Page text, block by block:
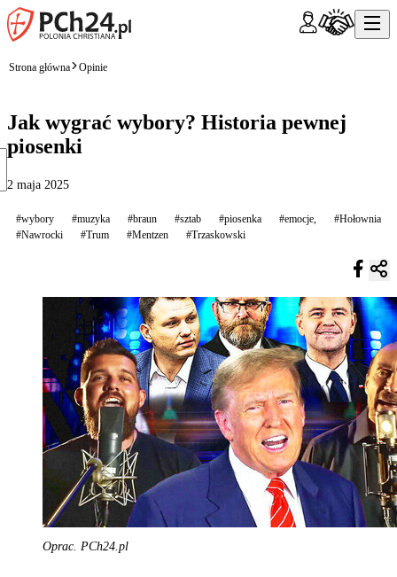
Strona główna Opinie
Jak wygrać wybory? Historia pewnej
piosenki
2 maja 2025
#wybory #muzyka #braun #sztab #piosenka #emocje,
#Hołownia
#Nawrocki
#Trum #Mentzen #Trzaskowski
Oprac. PCh24.pl